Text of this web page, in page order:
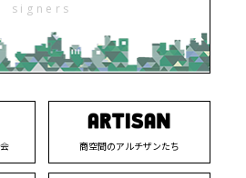
signers
商空間のアルチザンたち